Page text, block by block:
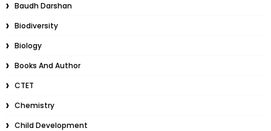
Baudh Darshan
Biodiversity
Biology
Books And Author
CTET
Chemistry
Child Development